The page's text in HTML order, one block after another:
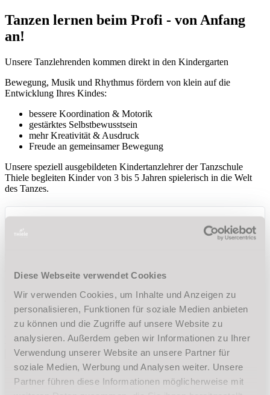
Diese Webseite verwendet Cookies
Wir verwenden Cookies, um Inhalte und Anzeigen zu
personalisieren, Funktionen für soziale Medien anbieten
zu können und die Zugriffe auf unsere Website zu
analysieren. Außerdem geben wir Informationen zu Ihrer
Verwendung unserer Website an unsere Partner für
soziale Medien, Werbung und Analysen weiter. Unsere
Partner führen diese Informationen möglicherweise mit
Tanzen lernen beim Profi - von Anfang
an!
Unsere Tanzlehrenden kommen direkt in den Kindergarten
Bewegung, Musik und Rhythmus fördern von klein auf die
Entwicklung Ihres Kindes:
bessere Koordination & Motorik
gestärktes Selbstbewusstsein
mehr Kreativität & Ausdruck
Freude an gemeinsamer Bewegung
Unsere speziell ausgebildeten Kindertanzlehrer der Tanzschule
Thiele begleiten Kinder von 3 bis 5 Jahren spielerisch in die Welt
des Tanzes.
Wir helfen gerne
Gibt es Probleme oder Fragen zur Anmeldung? Unser Team hilft
gerne weiter. Eine kurze Mail an unser Büro reicht aus.
E-Mail an die Tanzschule
weitere Informationen zurTanzschule Thiele
Anfahrt